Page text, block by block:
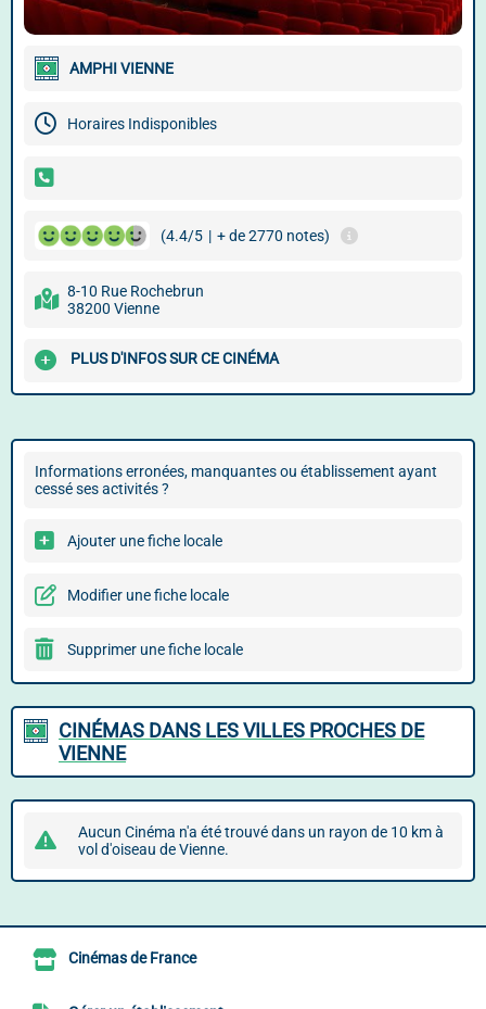
AMPHI VIENNE
Horaires Indisponibles
(4.4/5 | + de 2770 notes)
8-10 Rue Rochebrun
38200 Vienne
PLUS D'INFOS SUR CE CINÉMA
Informations erronées, manquantes ou établissement ayant
cessé ses activités ?
Ajouter une fiche locale
Modifier une fiche locale
Supprimer une fiche locale
CINÉMAS DANS LES VILLES PROCHES DE
VIENNE
Aucun Cinéma n'a été trouvé dans un rayon de 10 km à
vol d'oiseau de Vienne.
Cinémas de France